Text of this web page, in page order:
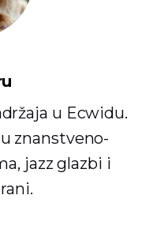
u Ecwidu.
znanstveno-
jazz glazbi i